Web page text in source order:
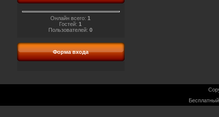
Онлайн всего:1
Гостей:1
Пользователей:0
Форма входа